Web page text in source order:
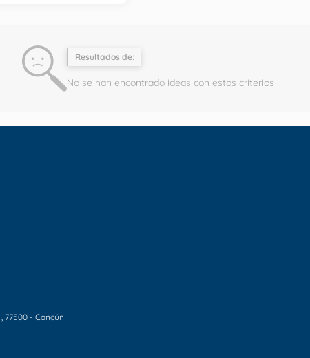
Resultados de:
No se han encontrado ideas con estos criterios
, 77500 - Cancún